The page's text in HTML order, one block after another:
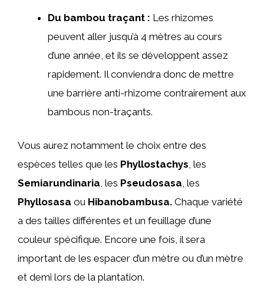
Du bambou traçant : Les rhizomes
peuvent aller jusqu’à 4 mètres au cours
d’une année, et ils se développent assez
rapidement. Il conviendra donc de mettre
une barrière anti-rhizome contrairement aux
bambous non-traçants.
Vous aurez notamment le choix entre des
espèces telles que les Phyllostachys, les
Semiarundinaria, les Pseudosasa, les
Phyllosasa ou Hibanobambusa. Chaque variété
a des tailles différentes et un feuillage d’une
couleur spécifique. Encore une fois, il sera
important de les espacer d’un mètre ou d’un mètre
et demi lors de la plantation.